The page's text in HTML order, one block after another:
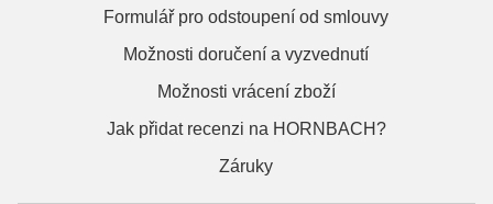
Formulář pro odstoupení od smlouvy
Možnosti doručení a vyzvednutí
Možnosti vrácení zboží
Jak přidat recenzi na HORNBACH?
Záruky